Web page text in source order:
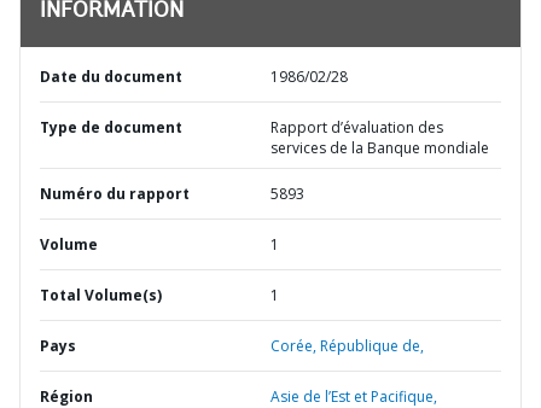
INFORMATION
Date du document 1986/02/28
Type de document
Rapport d’évaluation des
services de la Banque mondiale
Numéro du rapport 5893
Volume 1
Total Volume(s) 1
Pays Corée,République de,
Région Asie de l’Est et Pacifique,